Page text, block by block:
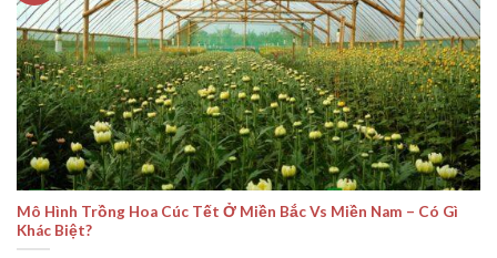
Mô Hình Trồng Hoa Cúc Tết Ở Miền Bắc Vs Miền Nam – Có Gì
Khác Biệt?